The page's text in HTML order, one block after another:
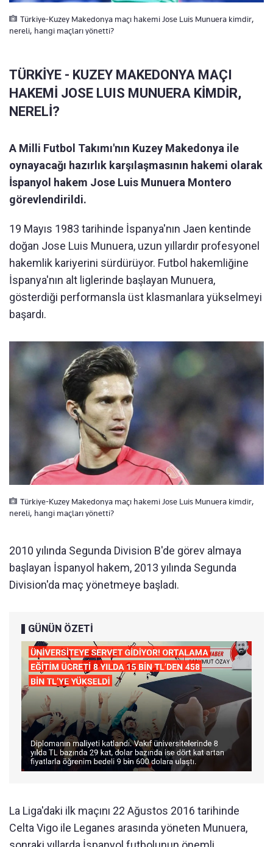
Türkiye-Kuzey Makedonya maçı hakemi Jose Luis Munuera kimdir,
nereli, hangi maçları yönetti?
TÜRKİYE - KUZEY MAKEDONYA MAÇI
HAKEMİ JOSE LUIS MUNUERA KİMDİR,
NERELİ?
A Milli Futbol Takımı'nın Kuzey Makedonya ile
oynayacağı hazırlık karşılaşmasının hakemi olarak
İspanyol hakem Jose Luis Munuera Montero
görevlendirildi.
19 Mayıs 1983 tarihinde İspanya'nın Jaen kentinde
doğan Jose Luis Munuera, uzun yıllardır profesyonel
hakemlik kariyerini sürdürüyor. Futbol hakemliğine
İspanya'nın alt liglerinde başlayan Munuera,
gösterdiği performansla üst klasmanlara yükselmeyi
başardı.
Türkiye-Kuzey Makedonya maçı hakemi Jose Luis Munuera kimdir,
nereli, hangi maçları yönetti?
2010 yılında Segunda Division B'de görev almaya
başlayan İspanyol hakem, 2013 yılında Segunda
Division'da maç yönetmeye başladı.
GÜNÜN ÖZETİ
La Liga'daki ilk maçını 22 Ağustos 2016 tarihinde
Celta Vigo ile Leganes arasında yöneten Munuera,